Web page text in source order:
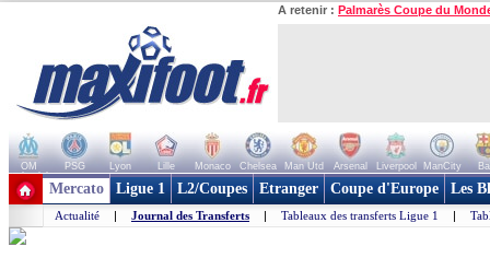
A retenir : Palmarès Coupe du
OM PSG Lyon Lille Monaco Chelsea Man Utd Arsenal Liverpool ManCity
+ de clubs
Mercato Ligue 1 L2/Coupes Etranger Coupe d'Europe Les
Actualité | Journal des Transferts | Tableaux des transferts Ligue 1 |